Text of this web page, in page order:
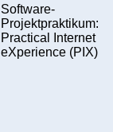
Software-
Projektpraktikum:
Practical Internet
eXperience (PIX)